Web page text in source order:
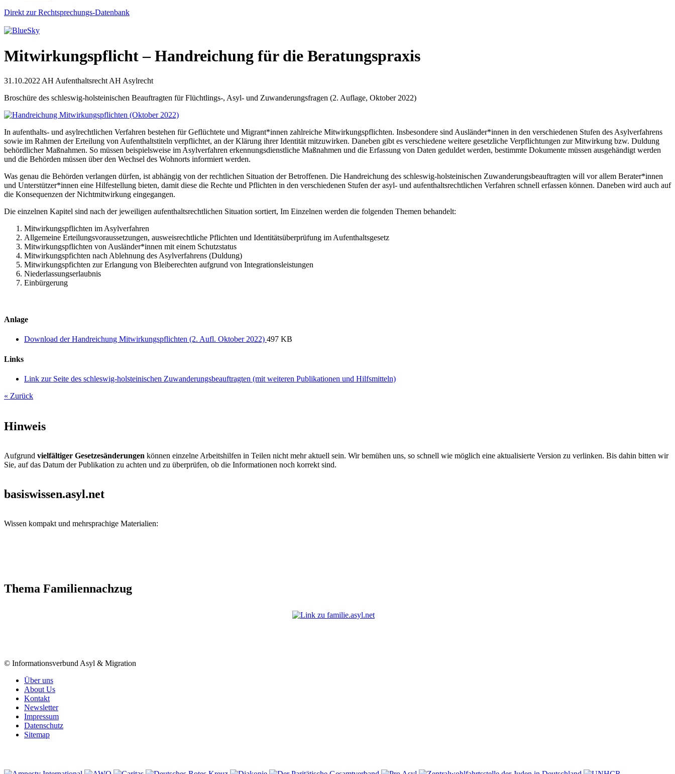
Direkt zur Rechtsprechungs-Datenbank
Mitwirkungspflicht – Handreichung für die Beratungspraxis
31.10.2022 AH Aufenthaltsrecht AH Asylrecht
Broschüre des schleswig-holsteinischen Beauftragten für Flüchtlings-, Asyl- und Zuwanderungsfragen (2. Auflage, Oktober 2022)
In aufenthalts- und asylrechtlichen Verfahren bestehen für Geflüchtete und Migrant*innen zahlreiche Mitwirkungspflichten. Insbesondere sind Ausländer*innen in den verschiedenen Stufen des Asylverfahrens
sowie im Rahmen der Erteilung von Aufenthaltstiteln verpflichtet, an der Klärung ihrer Identität mitzuwirken. Daneben gibt es verschiedene weitere gesetzliche Verpflichtungen zur Mitwirkung bzw. Duldung
behördlicher Maßnahmen. So müssen beispielsweise im Asylverfahren erkennungsdienstliche Maßnahmen und die Erfassung von Daten geduldet werden, bestimmte Dokumente müssen ausgehändigt werden
und die Behörden müssen über den Wechsel des Wohnorts informiert werden.
Was genau die Behörden verlangen dürfen, ist abhängig von der rechtlichen Situation der Betroffenen. Die Handreichung des schleswig-holsteinischen Zuwanderungsbeauftragten will vor allem Berater*innen
und Unterstützer*innen eine Hilfestellung bieten, damit diese die Rechte und Pflichten in den verschiedenen Stufen der asyl- und aufenthaltsrechtlichen Verfahren schnell erfassen können. Daneben wird auch auf
die Konsequenzen der Nichtmitwirkung eingegangen.
Die einzelnen Kapitel sind nach der jeweiligen aufenthaltsrechtlichen Situation sortiert, Im Einzelnen werden die folgenden Themen behandelt:
Mitwirkungspflichten im Asylverfahren
Allgemeine Erteilungsvoraussetzungen, ausweisrechtliche Pflichten und Identitätsüberprüfung im Aufenthaltsgesetz
Mitwirkungspflichten von Ausländer*innen mit einem Schutzstatus
Mitwirkungspfichten nach Ablehnung des Asylverfahrens (Duldung)
Mitwirkungspfichten zur Erlangung von Bleiberechten aufgrund von Integrationsleistungen
Niederlassungserlaubnis
Einbürgerung
Anlage
Download der Handreichung Mitwirkungspflichten (2. Aufl. Oktober 2022) 497 KB
Links
Link zur Seite des schleswig-holsteinischen Zuwanderungsbeauftragten (mit weiteren Publikationen und Hilfsmitteln)
« Zurück
Hinweis
Aufgrund vielfältiger Gesetzesänderungen können einzelne Arbeitshilfen in Teilen nicht mehr aktuell sein. Wir bemühen uns, so schnell wie möglich eine aktualisierte Version zu verlinken. Bis dahin bitten wir
Sie, auf das Datum der Publikation zu achten und zu überprüfen, ob die Informationen noch korrekt sind.
basiswissen.asyl.net
Wissen kompakt und mehrsprachige Materialien:
Thema Familiennachzug
© Informationsverbund Asyl & Migration
Über uns
About Us
Kontakt
Newsletter
Impressum
Datenschutz
Sitemap